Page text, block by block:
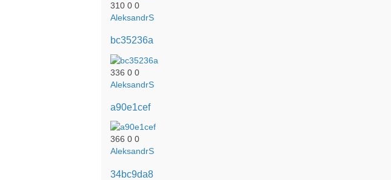
310 0 0
AleksandrS
bc35236a
336 0 0
AleksandrS
a90e1cef
366 0 0
AleksandrS
34bc9da8